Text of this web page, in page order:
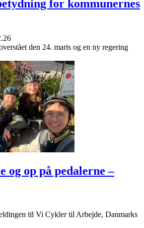
for kommunernes
den 24. marts og en ny regering
og op på pedalerne –
til Vi Cykler til Arbejde, Danmarks